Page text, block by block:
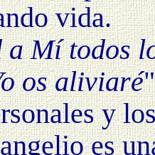
vida.
a Mí todos
os aliviaré
y
es